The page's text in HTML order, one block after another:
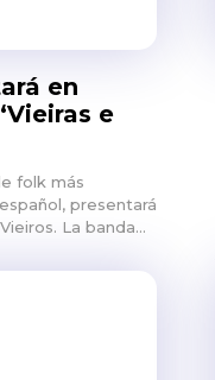
en
e
folk más
presentará
La banda...